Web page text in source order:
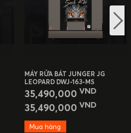
MÁY RỬA BÁT JUNGER JG
LEOPARD DWJ-163-MS
35,490,000 VND
35,490,000 VND
Mua hàng